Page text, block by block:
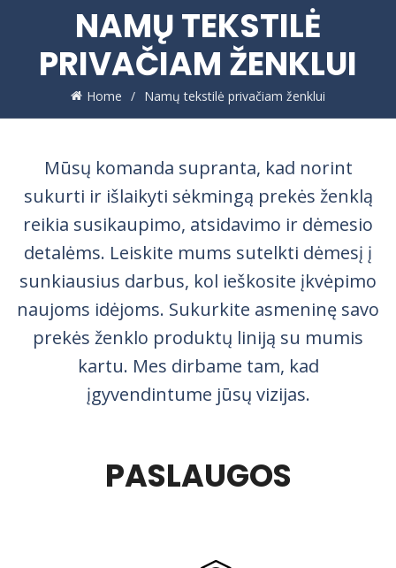
NAMŲ TEKSTILĖ
PRIVAČIAM ŽENKLUI
Home Namų tekstilė privačiam ženklui
Mūsų komanda supranta, kad norint
sukurti ir išlaikyti sėkmingą prekės ženklą
reikia susikaupimo, atsidavimo ir dėmesio
detalėms. Leiskite mums sutelkti dėmesį į
sunkiausius darbus, kol ieškosite įkvėpimo
naujoms idėjoms. Sukurkite asmeninę savo
prekės ženklo produktų liniją su mumis
kartu. Mes dirbame tam, kad
įgyvendintume jūsų vizijas.
PASLAUGOS